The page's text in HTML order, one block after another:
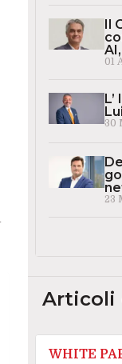
Il
01
30
23
Articoli
WHITE